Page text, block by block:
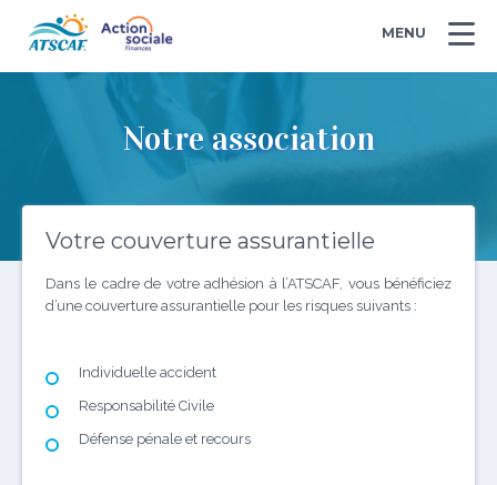
MENU
Notre association
Votre couverture assurantielle
Dans le cadre de votre adhésion à l’ATSCAF, vous bénéficiez
d’une couverture assurantielle pour les risques suivants :
Individuelle accident
Responsabilité Civile
Défense pénale et recours